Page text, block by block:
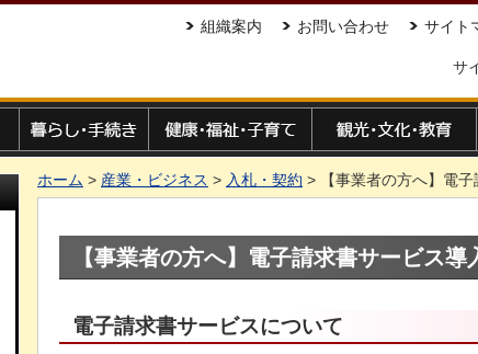
組織案内 お問い合わせ サイト
サ
ホーム > 産業・ビジネス > 入札・契約 > 【事業者の方へ】電
【事業者の方へ】電子請求書サービス導
電子請求書サービスについて